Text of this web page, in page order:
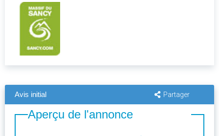
Avis initial Partager
Aperçu de l'annonce